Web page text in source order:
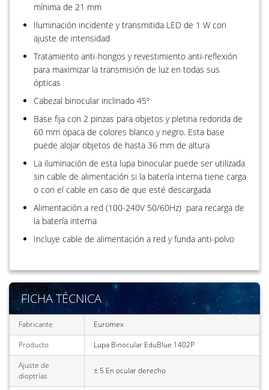
mínima de 21 mm
Iluminación incidente y transmitida LED de 1 W con
ajuste de intensidad
Tratamiento anti-hongos y revestimiento anti-reflexión
para maximizar la transmisión de luz en todas sus
ópticas
Cabezal binocular inclinado 45º
Base fija con 2 pinzas para objetos y pletina redonda de
60 mm opaca de colores blanco y negro. Esta base
puede alojar objetos de hasta 36 mm de altura
La iluminación de esta lupa binocular puede ser utilizada
sin cable de alimentación si la batería interna tiene carga
o con el cable en caso de que esté descargada
Alimentación a red (100-240V 50/60Hz) para recarga de
la batería interna
Incluye cable de alimentación a red y funda anti-polvo
FICHA TÉCNICA
Fabricante
Euromex
Producto
Lupa Binocular EduBlue 1402P
Ajuste de
dioptrías
± 5 En ocular derecho